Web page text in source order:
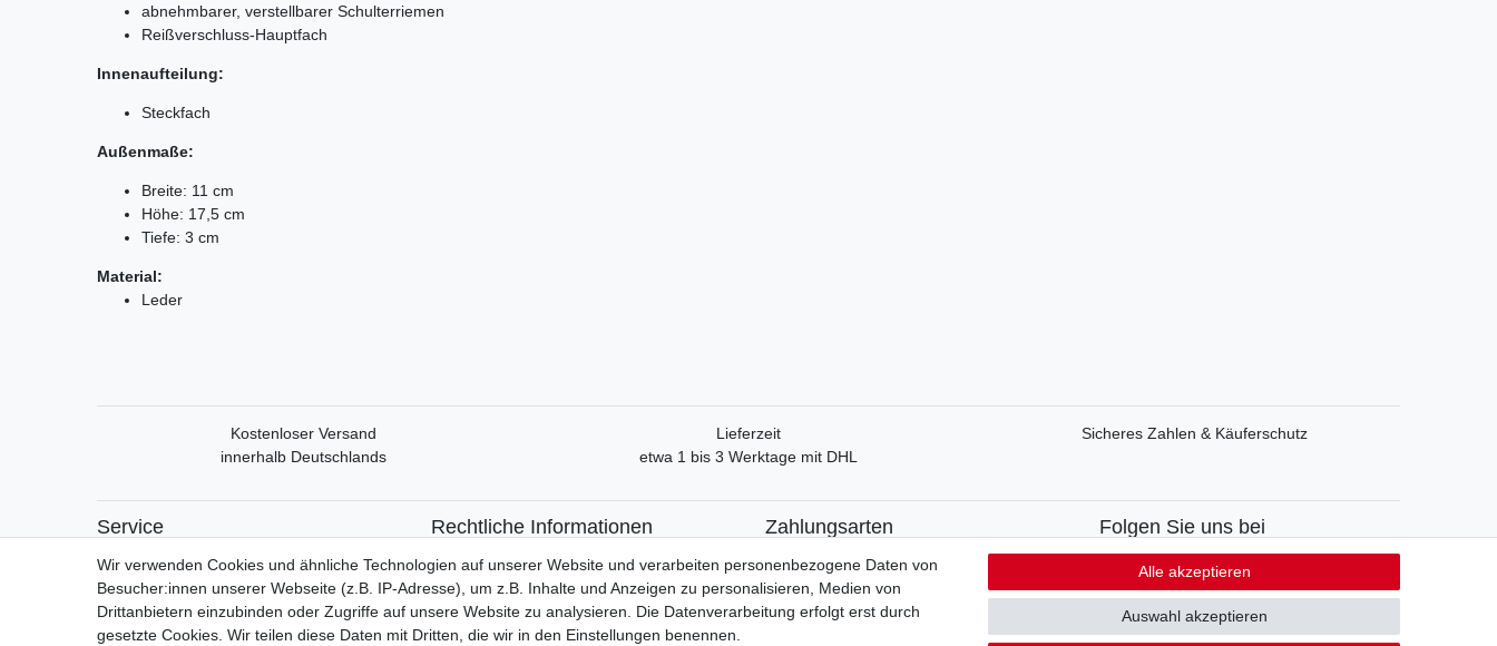
abnehmbarer, verstellbarer Schulterriemen
Reißverschluss-Hauptfach
Innenaufteilung:
Steckfach
Außenmaße:
Breite: 11 cm
Höhe: 17,5 cm
Tiefe: 3 cm
Material:
Leder
Kostenloser Versand
innerhalb Deutschlands
Lieferzeit
etwa 1 bis 3 Werktage mit DHL
Sicheres Zahlen & Käuferschutz
Service
Mein Konto
Versand & Retoure
Rechtliche Informationen
Widerrufsrecht
Widerrufsformular
Datenschutzerklärung
AGB
Zahlungsarten
Paypal
Kreditkarte
Lastschrift
Folgen Sie uns bei
Facebook
Instagram
Wir verwenden Cookies und ähnliche Technologien auf unserer Website und verarbeiten personenbezogene Daten von
Besucher:innen unserer Webseite (z.B. IP-Adresse), um z.B. Inhalte und Anzeigen zu personalisieren, Medien von
Drittanbietern einzubinden oder Zugriffe auf unsere Website zu analysieren. Die Datenverarbeitung erfolgt erst durch
gesetzte Cookies. Wir teilen diese Daten mit Dritten, die wir in den Einstellungen benennen.
Alle akzeptieren
Auswahl akzeptieren